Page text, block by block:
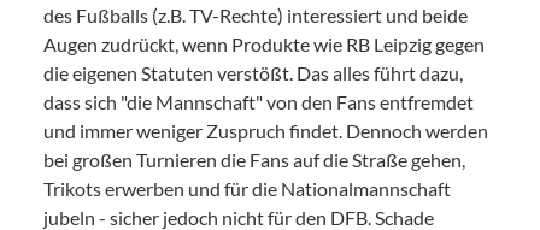
des Fußballs (z.B. TV-Rechte) interessiert und beide
Augen zudrückt, wenn Produkte wie RB Leipzig gegen
die eigenen Statuten verstößt. Das alles führt dazu,
dass sich "die Mannschaft" von den Fans entfremdet
und immer weniger Zuspruch findet. Dennoch werden
bei großen Turnieren die Fans auf die Straße gehen,
Trikots erwerben und für die Nationalmannschaft
jubeln - sicher jedoch nicht für den DFB. Schade